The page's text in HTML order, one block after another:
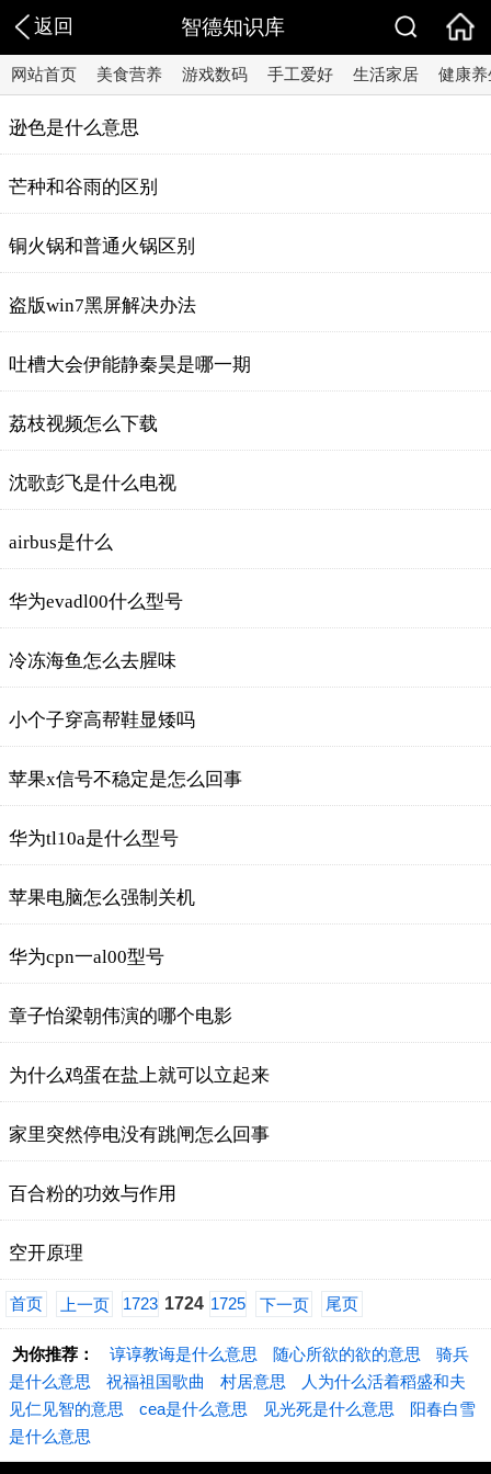
返回 智德知识库
网站首页 美食营养 游戏数码 手工爱好 生活家居 健康养
逊色是什么意思
芒种和谷雨的区别
铜火锅和普通火锅区别
盗版win7黑屏解决办法
吐槽大会伊能静秦昊是哪一期
荔枝视频怎么下载
沈歌彭飞是什么电视
airbus是什么
华为evadl00什么型号
冷冻海鱼怎么去腥味
小个子穿高帮鞋显矮吗
苹果x信号不稳定是怎么回事
华为tl10a是什么型号
苹果电脑怎么强制关机
华为cpn一al00型号
章子怡梁朝伟演的哪个电影
为什么鸡蛋在盐上就可以立起来
家里突然停电没有跳闸怎么回事
百合粉的功效与作用
空开原理
首页 上一页 1723 1724 1725 下一页 尾页
为你推荐： 谆谆教诲是什么意思 随心所欲的欲的意思
骑兵
是什么意思
祝福祖国歌曲 村居意思
人为什么活着稻盛和夫
见仁见智的意思
cea是什么意思 见光死是什么意思
阳春白雪
是什么意思